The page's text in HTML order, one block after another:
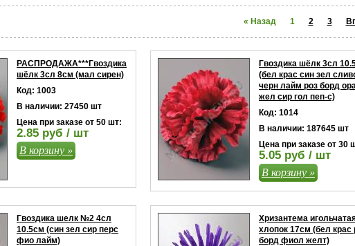
« Назад 1 2 3
РАСПРОДАЖА***Гвоздика
шёлк 3сл 8см (мал сирен)
Код: 1003
В наличии: 27450 шт
Цена при заказе от 50 шт:
2.85 руб / шт
В корзину »
Гвоздика шёлк 3сл
(бел крас син зел
черн лайм роз борд
жел сир гол пеп-с)
Код: 1014
В наличии: 187645 шт
Цена при заказе от 30
5.05 руб / шт
В корзину »
Гвоздика шелк №2 4сл
10.5см (син зел сир перс
фио лайм)
Хризантема
хлопок 17см (бел крас
борд фиол желт)